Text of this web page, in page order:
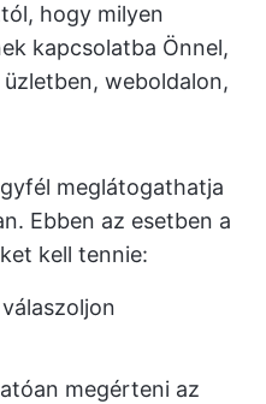
hogy milyen
kapcsolatba Önnel,
weboldalon,
meglátogathatja
Ebben az esetben a
kell tennie:
megérteni az